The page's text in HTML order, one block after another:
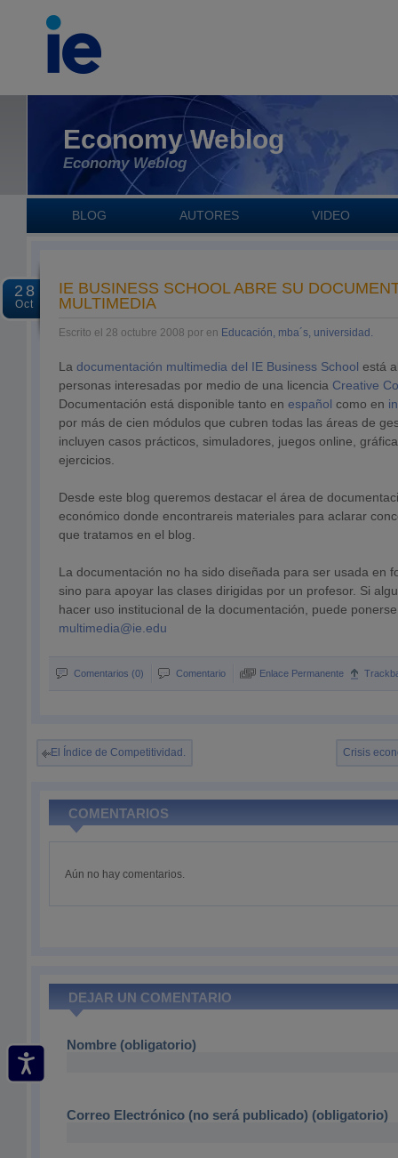
Economy Weblog
Economy Weblog
BLOG AUTORES VIDEO
28
Oct
IE BUSINESS SCHOOL ABRE SU
MULTIMEDIA
Escrito el 28 octubre 2008 por en Educación, mba´s, universidad.
La documentación multimedia del IE Business School está
personas interesadas por medio de una licencia Creative
Documentación está disponible tanto en español como en
por más de cien módulos que cubren todas las áreas de
incluyen casos prácticos, simuladores, juegos online,
ejercicios.
Desde este blog queremos destacar el área de
económico donde encontrareis materiales para aclarar
que tratamos en el blog.
La documentación no ha sido diseñada para ser usada en
sino para apoyar las clases dirigidas por un profesor. Si
hacer uso institucional de la documentación, puede
multimedia@ie.edu
Comentarios (0) Comentario Enlace Permanente
El Índice de Competitividad. Crisis
COMENTARIOS
Aún no hay comentarios.
DEJAR UN COMENTARIO
Nombre (obligatorio)
Correo Electrónico (no será publicado) (obligatorio)